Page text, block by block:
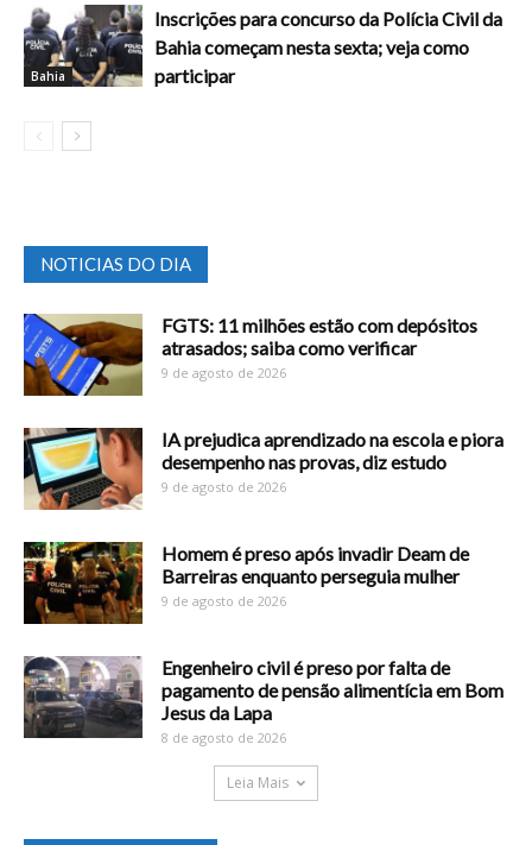
Bahia
Inscrições para concurso da Polícia Civil da
Bahia começam nesta sexta; veja como
participar
NOTICIAS DO DIA
FGTS: 11 milhões estão com depósitos
atrasados; saiba como verificar
9 de agosto de 2026
IA prejudica aprendizado na escola e piora
desempenho nas provas, diz estudo
9 de agosto de 2026
Homem é preso após invadir Deam de
Barreiras enquanto perseguia mulher
9 de agosto de 2026
Engenheiro civil é preso por falta de
pagamento de pensão alimentícia em Bom
Jesus da Lapa
8 de agosto de 2026
Leia Mais